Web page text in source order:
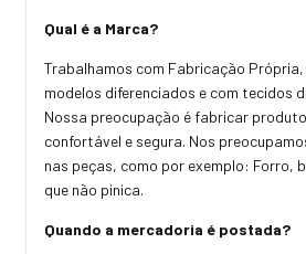
Qual é a Marca?
Trabalhamos com Fabricação Própria,
modelos diferenciados e com tecidos
Nossa preocupação é fabricar
confortável e segura. Nos
nas peças, como por exemplo: Forro,
que não pinica.
Quando a mercadoria é postada?